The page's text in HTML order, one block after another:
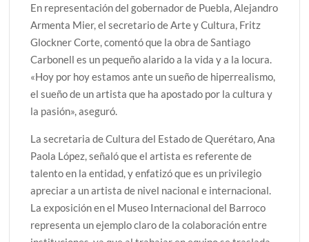
En representación del gobernador de Puebla, Alejandro
Armenta Mier, el secretario de Arte y Cultura, Fritz
Glockner Corte, comentó que la obra de Santiago
Carbonell es un pequeño alarido a la vida y a la locura.
«Hoy por hoy estamos ante un sueño de hiperrealismo,
el sueño de un artista que ha apostado por la cultura y
la pasión», aseguró.
La secretaria de Cultura del Estado de Querétaro, Ana
Paola López, señaló que el artista es referente de
talento en la entidad, y enfatizó que es un privilegio
apreciar a un artista de nivel nacional e internacional.
La exposición en el Museo Internacional del Barroco
representa un ejemplo claro de la colaboración entre